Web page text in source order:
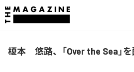
榎本 悠路、「Over the Sea」